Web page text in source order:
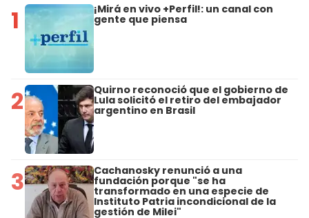
1 ¡Mirá en vivo +Perfil!: un canal con
gente que piensa
2 Quirno reconoció que el gobierno de
Lula solicitó el retiro del embajador
argentino en Brasil
3 Cachanosky renunció a una
fundación porque "se ha
transformado en una especie de
Instituto Patria incondicional de la
gestión de Milei"